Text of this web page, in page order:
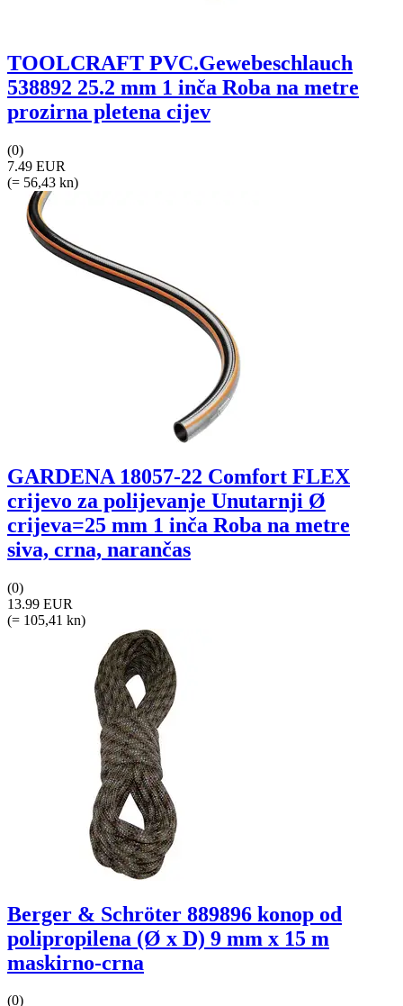
TOOLCRAFT PVC.Gewebeschlauch
538892 25.2 mm 1 inča Roba na metre
prozirna pletena cijev
(0)
7.49 EUR
(= 56,43 kn)
GARDENA 18057-22 Comfort FLEX
crijevo za polijevanje Unutarnji Ø
crijeva=25 mm 1 inča Roba na metre
siva, crna, narančas
(0)
13.99 EUR
(= 105,41 kn)
Berger & Schröter 889896 konop od
polipropilena (Ø x D) 9 mm x 15 m
maskirno-crna
(0)